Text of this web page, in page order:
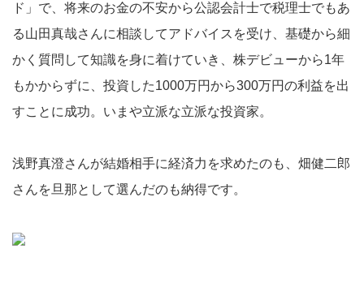
ド」で、将来のお金の不安から公認会計士で税理士でもあ
る山田真哉さんに相談してアドバイスを受け、基礎から細
かく質問して知識を身に着けていき、株デビューから1年
もかからずに、投資した1000万円から300万円の利益を出
すことに成功。いまや立派な立派な投資家。
浅野真澄さんが結婚相手に経済力を求めたのも、畑健二郎
さんを旦那として選んだのも納得です。